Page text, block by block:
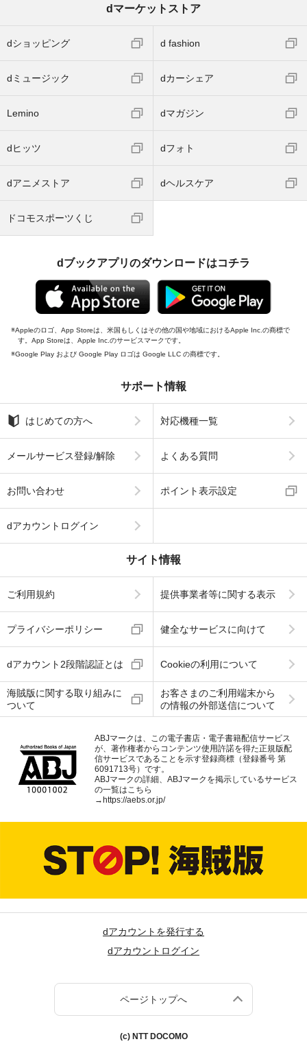
dマーケットストア
dショッピング d fashion
dミュージック dカーシェア
Lemino dマガジン
dヒッツ dフォト
dアニメストア dヘルスケア
ドコモスポーツくじ
dブックアプリのダウンロードはコチラ
Appleのロゴ、App Storeは、米国もしくはその他の国や地域におけるApple Inc.の商標で
す。App Storeは、Apple Inc.のサービスマークです。
Google Play および Google Play ロゴは Google LLC の商標です。
サポート情報
はじめての方へ 対応機種一覧
メールサービス登録/解除 よくある質問
お問い合わせ ポイント表示設定
dアカウントログイン
サイト情報
ご利用規約 提供事業者等に関する表示
プライバシーポリシー 健全なサービスに向けて
dアカウント2段階認証とは Cookieの利用について
海賊版に関する取り組みに
ついて
お客さまのご利用端末から
の情報の外部送信について
ABJマークは、この電子書店・電子書籍配信サービス
が、著作権者からコンテンツ使用許諾を得た正規版配
信サービスであることを示す登録商標（登録番号 第
6091713号）です。
ABJマークの詳細、ABJマークを掲示しているサービス
の一覧はこちら
→https://aebs.or.jp/
dアカウントを発行する
dアカウントログイン
ページトップへ
(c) NTT DOCOMO